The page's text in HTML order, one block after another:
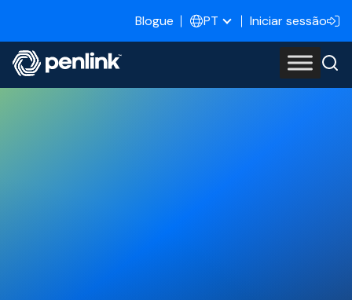
Blogue PT Iniciar sessão